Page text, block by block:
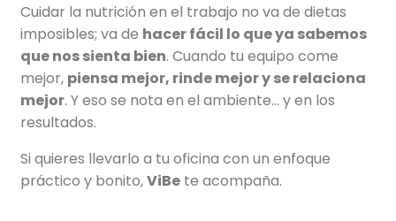
Cuidar la nutrición en el trabajo no va de dietas
imposibles; va de hacer fácil lo que ya sabemos
que nos sienta bien. Cuando tu equipo come
mejor, piensa mejor, rinde mejor y se relaciona
mejor. Y eso se nota en el ambiente… y en los
resultados.
Si quieres llevarlo a tu oficina con un enfoque
práctico y bonito,ViBe te acompaña.